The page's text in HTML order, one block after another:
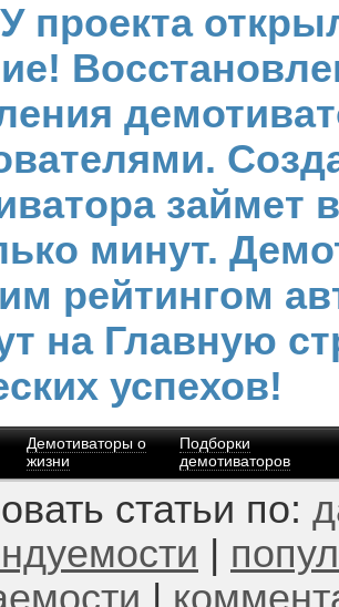
проекта
займет
минут.
рейтингом
на Главную
успехов!
Демотиваторы о
жизни
Подборки
демотиваторов
статьи по: